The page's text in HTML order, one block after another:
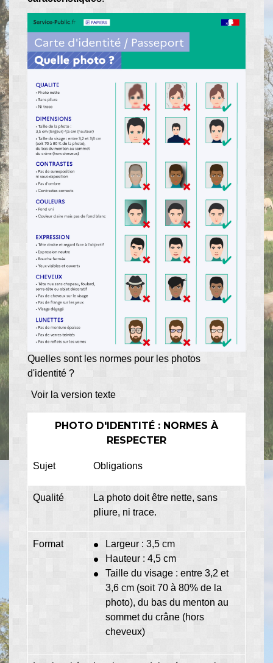
Quelles sont les normes pour les photos
d'identité ?
Voir la version texte
PHOTO D'IDENTITÉ : NORMES À
RESPECTER
Sujet Obligations
Qualité
La photo doit être nette, sans
pliure, ni trace.
Format
Largeur : 3,5 cm
Hauteur : 4,5 cm
Taille du visage : entre 3,2 et
3,6 cm (soit 70 à 80% de la
photo), du bas du menton au
sommet du crâne (hors
cheveux)